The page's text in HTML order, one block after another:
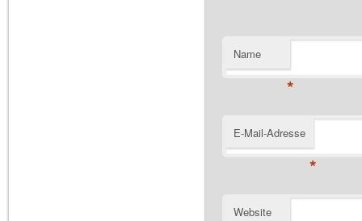
Name
*
E-Mail-Adresse
*
Website